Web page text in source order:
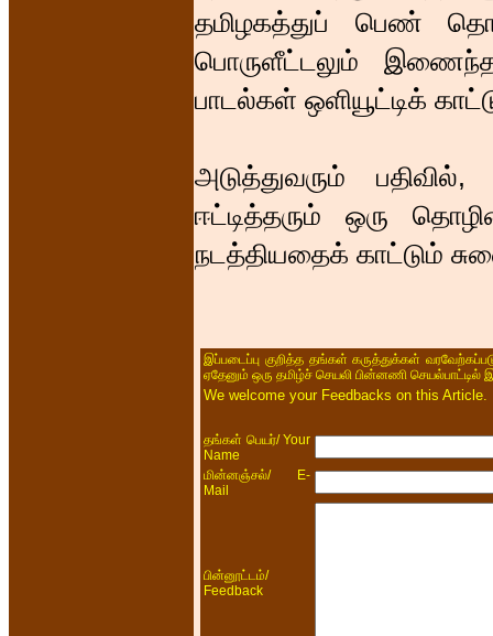
தமிழகத்துப் பெண்
பொருளீட்டலும்
பாடல்கள் ஒளியூட்டிக்
அடுத்துவரும்
ஈட்டித்தரும் ஒரு
நடத்தியதைக் காட்டும்
இப்படைப்பு குறித்த தங்கள் கருத்துக்கள்
ஏதேனும் ஒரு தமிழ்ச் செயலி பின்னணி செயல்பாட்டில்
We welcome your Feedbacks on this
தங்கள் பெயர்/ Your
Name
மின்னஞ்சல்/ E-
Mail
பின்னூட்டம்/
Feedback